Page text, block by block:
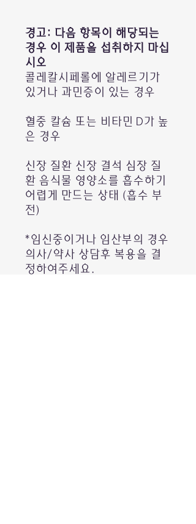
경고: 다음 항목이 해당되는
경우 이 제품을 섭취하지 마십
시오
콜레칼시페롤에 알레르기가
있거나 과민증이 있는 경우
혈중 칼슘 또는 비타민 D가 높
은 경우
신장 질환 신장 결석 심장 질
환 음식물 영양소를 흡수하기
어렵게 만드는 상태 (흡수 부
전)
*임신중이거나 임산부의 경우
의사/약사 상담후 복용을 결
정하여주세요.